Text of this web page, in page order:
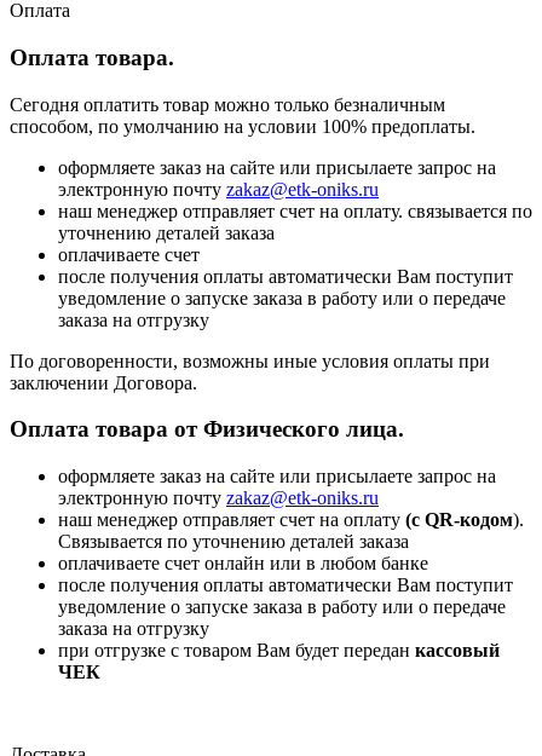
Оплата
Оплата товара.
Сегодня оплатить товар можно только безналичным
способом, по умолчанию на условии 100% предоплаты.
оформляете заказ на сайте или присылаете запрос на
электронную почту zakaz@etk-oniks.ru
наш менеджер отправляет счет на оплату. связывается по
уточнению деталей заказа
оплачиваете счет
после получения оплаты автоматически Вам поступит
уведомление о запуске заказа в работу или о передаче
заказа на отгрузку
По договоренности, возможны иные условия оплаты при
заключении Договора.
Оплата товара от Физического лица.
оформляете заказ на сайте или присылаете запрос на
электронную почту zakaz@etk-oniks.ru
наш менеджер отправляет счет на оплату (с QR-кодом).
Связывается по уточнению деталей заказа
оплачиваете счет онлайн или в любом банке
после получения оплаты автоматически Вам поступит
уведомление о запуске заказа в работу или о передаче
заказа на отгрузку
при отгрузке с товаром Вам будет передан кассовый
ЧЕК